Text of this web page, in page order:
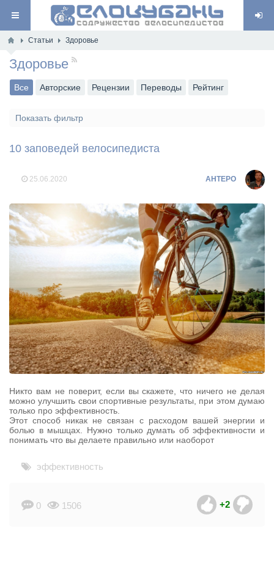
Статьи Здоровье
Здоровье RSS
Все Авторские Рецензии Переводы Рейтинг
Показать фильтр
10 заповедей велосипедиста
25.06.2020 AHTEPO
Никто вам не поверит, если вы скажете, что ничего не делая
можно улучшить свои спортивные результаты, при этом думаю
только про эффективность.
Этот способ никак не связан с расходом вашей энергии и
болью в мышцах. Нужно только думать об эффективности и
понимать что вы делаете правильно или наоборот
эффективность
0 1506 +2